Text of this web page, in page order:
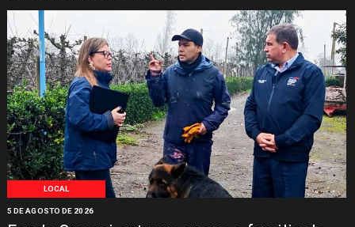
LOCAL
5 DE AGOSTO DE 2026